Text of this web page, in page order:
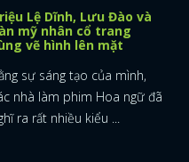
Lệ Dĩnh, Lưu Đào và
mỹ nhân cổ trang
vẽ hình lên mặt
sự sáng tạo của mình,
nhà làm phim Hoa ngữ đã
ra rất nhiều kiểu ...